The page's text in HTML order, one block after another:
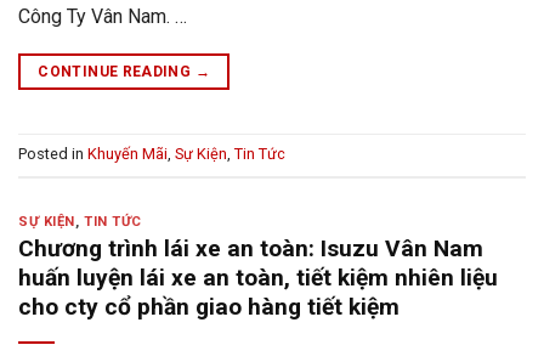
Công Ty Vân Nam. …
CONTINUE READING →
Posted in Khuyến Mãi Sự Kiện Tin Tức
SỰ KIỆN,TIN TỨC
Chương trình lái xe an toàn: Isuzu Vân Nam
huấn luyện lái xe an toàn, tiết kiệm nhiên liệu
cho cty cổ phần giao hàng tiết kiệm